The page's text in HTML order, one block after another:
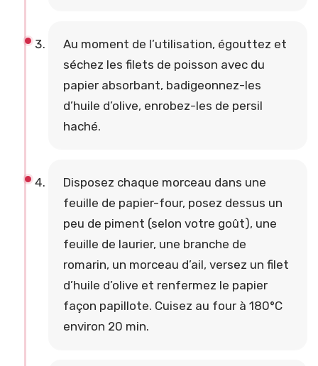
Au moment de l’utilisation, égouttez et
séchez les filets de poisson avec du
papier absorbant, badigeonnez-les
d’huile d’olive, enrobez-les de persil
haché.
Disposez chaque morceau dans une
feuille de papier-four, posez dessus un
peu de piment (selon votre goût), une
feuille de laurier, une branche de
romarin, un morceau d’ail, versez un filet
d’huile d’olive et renfermez le papier
façon papillote. Cuisez au four à 180°C
environ 20 min.